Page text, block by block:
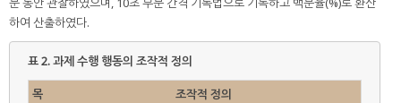
하여 산출하였다.
표 2.과제 수행 행동의 조작적 정의
목
조작적 정의